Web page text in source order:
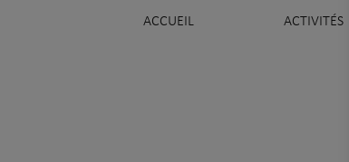
ACCUEIL ACTIVITÉS